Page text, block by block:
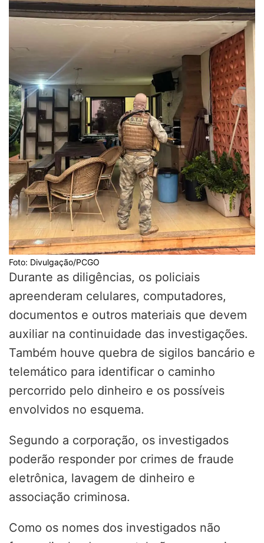
Foto: Divulgação/PCGO
Durante as diligências, os policiais
apreenderam celulares, computadores,
documentos e outros materiais que devem
auxiliar na continuidade das investigações.
Também houve quebra de sigilos bancário e
telemático para identificar o caminho
percorrido pelo dinheiro e os possíveis
envolvidos no esquema.
Segundo a corporação, os investigados
poderão responder por crimes de fraude
eletrônica, lavagem de dinheiro e
associação criminosa.
Como os nomes dos investigados não